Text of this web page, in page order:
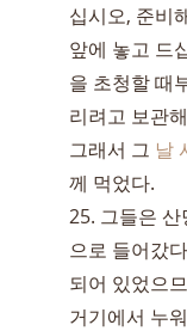
십시오, 준비
앞에 놓고 드
을 초청할 때
리려고 보관
그래서 그 날
께 먹었다.
25. 그들은
으로 들어갔
되어 있었으
거기에서 누